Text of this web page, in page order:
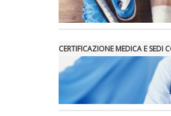
CERTIFICAZIONE MEDICA E SEDI